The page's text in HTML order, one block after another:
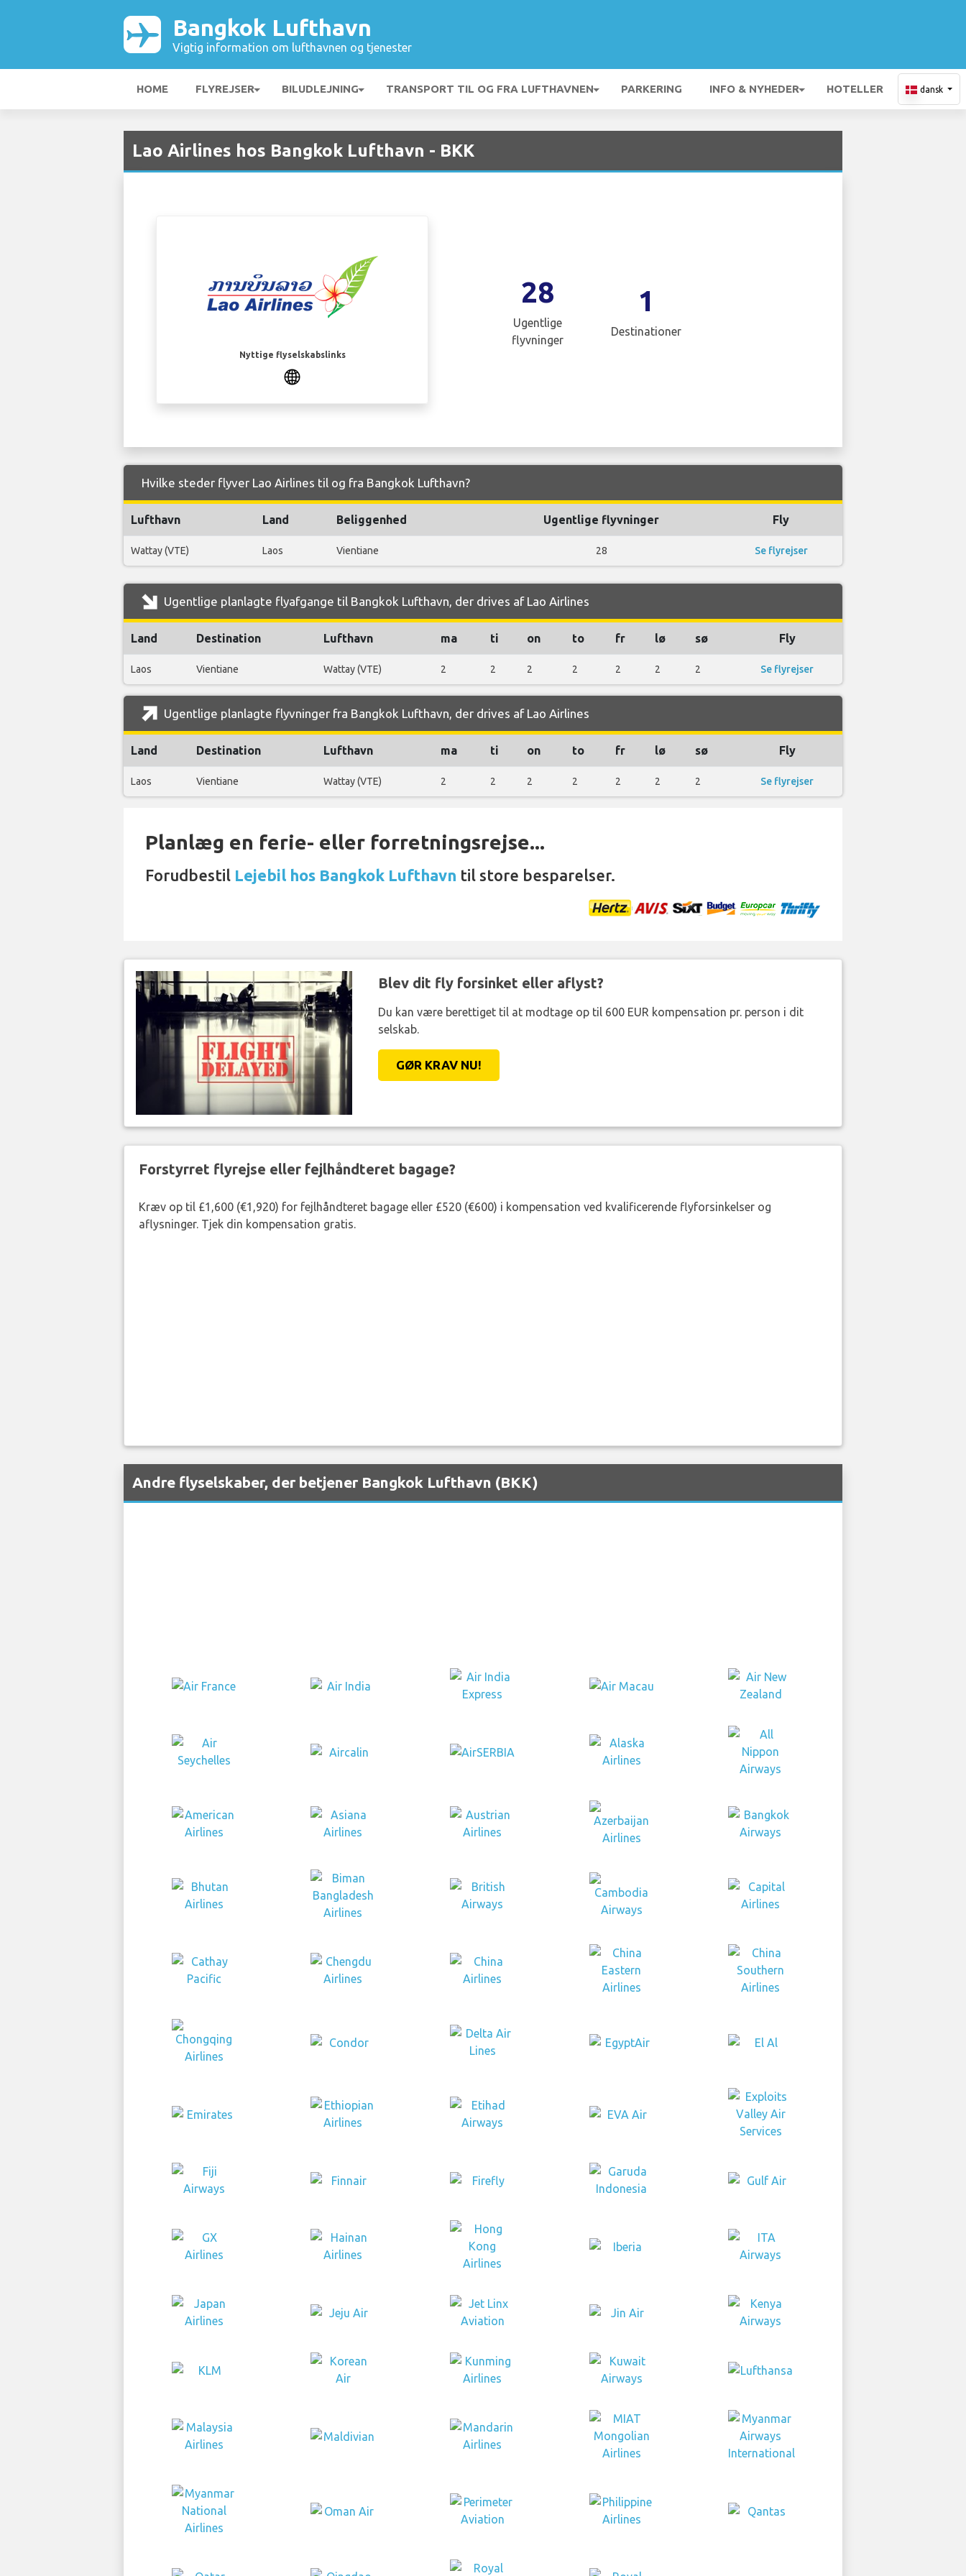
Bangkok Lufthavn
Vigtig information om lufthavnen og tjenester
HOME FLYREJSER BILUDLEJNING TRANSPORT TIL OG FRA LUFTHAVNEN PARKERING INFO & NYHEDER HOTELLER dansk
Lao Airlines hos Bangkok Lufthavn - BKK
Nyttige flyselskabslinks
28
Ugentlige
flyvninger
1
Destinationer
Hvilke steder flyver Lao Airlines til og fra Bangkok Lufthavn?
Lufthavn Land Beliggenhed Ugentlige flyvninger Fly
Wattay (VTE) Laos Vientiane 28 Se flyrejser
Ugentlige planlagte flyafgange til Bangkok Lufthavn, der drives af Lao Airlines
Land Destination Lufthavn ma ti on to fr lø sø Fly
Laos Vientiane Wattay (VTE) 2 2 2 2 2 2 2 Se flyrejser
Ugentlige planlagte flyvninger fra Bangkok Lufthavn, der drives af Lao Airlines
Land Destination Lufthavn ma ti on to fr lø sø Fly
Laos Vientiane Wattay (VTE) 2 2 2 2 2 2 2 Se flyrejser
Planlæg en ferie- eller forretningsrejse...
Forudbestil Lejebil hos Bangkok Lufthavn til store besparelser.
Blev dit fly forsinket eller aflyst?
Du kan være berettiget til at modtage op til 600 EUR kompensation pr. person i dit
selskab.
GØR KRAV NU!
Forstyrret flyrejse eller fejlhåndteret bagage?
Kræv op til £1,600 (€1,920) for fejlhåndteret bagage eller £520 (€600) i kompensation ved kvalificerende flyforsinkelser og
aflysninger. Tjek din kompensation gratis.
Andre flyselskaber, der betjener Bangkok Lufthavn (BKK)